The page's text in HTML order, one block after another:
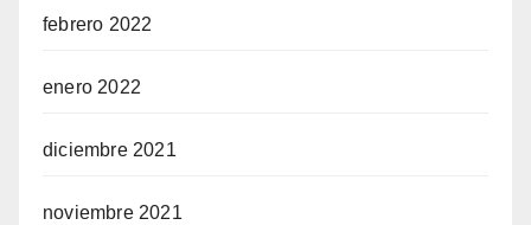
febrero 2022
enero 2022
diciembre 2021
noviembre 2021